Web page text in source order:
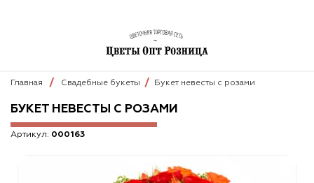
Главная Свадебные букеты Букет невесты с розами
БУКЕТ НЕВЕСТЫ С РОЗАМИ
Артикул: 000163